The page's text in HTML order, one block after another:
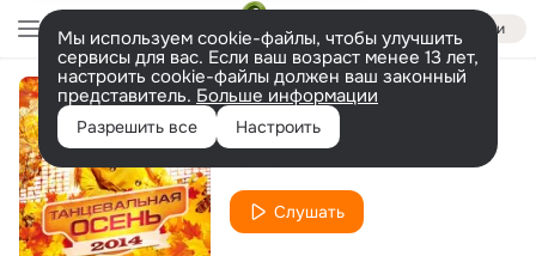
Войти
Мы используем cookie-файлы, чтобы улучшить
сервисы для вас. Если ваш возраст менее 13 лет,
настроить cookie-файлы должен ваш законный
представитель. Больше информации
Разрешить все Настроить
Deejay Deejay
Слушать